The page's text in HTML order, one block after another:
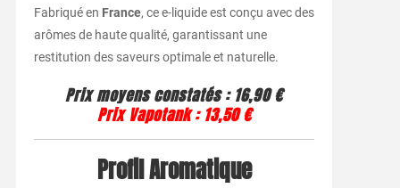
Fabriqué en France, ce e-liquide est conçu avec des
arômes de haute qualité, garantissant une
restitution des saveurs optimale et naturelle.
Prix moyens constatés :16,90 €
Prix Vapotank :13,50 €
Profil Aromatique